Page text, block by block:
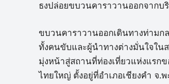
ธงปล่อยขบวนคาราวานออกจากบ
ขบวนคาราวานออกเดินทางท่าม
ทั้งคนขับและผู้นำทางต่างมั่นใจใน
มุ่งหน้าสู่สถานที่ท่องเที่ยวแห่งแรก
ไทยใหญ่ ตั้งอยู่ที่อำเภอเชียงคำ จ.